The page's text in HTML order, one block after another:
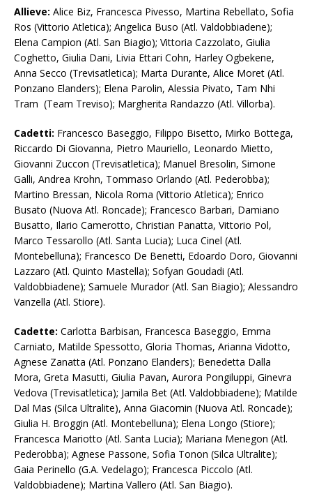
Allieve: Alice Biz, Francesca Pivesso, Martina Rebellato, Sofia
Ros (Vittorio Atletica); Angelica Buso (Atl. Valdobbiadene);
Elena Campion (Atl. San Biagio); Vittoria Cazzolato, Giulia
Coghetto, Giulia Dani, Livia Ettari Cohn, Harley Ogbekene,
Anna Secco (Trevisatletica); Marta Durante, Alice Moret (Atl.
Ponzano Elanders); Elena Parolin, Alessia Pivato, Tam Nhi
Tram (Team Treviso); Margherita Randazzo (Atl. Villorba).
Cadetti: Francesco Baseggio, Filippo Bisetto, Mirko Bottega,
Riccardo Di Giovanna, Pietro Mauriello, Leonardo Mietto,
Giovanni Zuccon (Trevisatletica); Manuel Bresolin, Simone
Galli, Andrea Krohn, Tommaso Orlando (Atl. Pederobba);
Martino Bressan, Nicola Roma (Vittorio Atletica); Enrico
Busato (Nuova Atl. Roncade); Francesco Barbari, Damiano
Busatto, Ilario Camerotto, Christian Panatta, Vittorio Pol,
Marco Tessarollo (Atl. Santa Lucia); Luca Cinel (Atl.
Montebelluna); Francesco De Benetti, Edoardo Doro, Giovanni
Lazzaro (Atl. Quinto Mastella); Sofyan Goudadi (Atl.
Valdobbiadene); Samuele Murador (Atl. San Biagio); Alessandro
Vanzella (Atl. Stiore).
Cadette: Carlotta Barbisan, Francesca Baseggio, Emma
Carniato, Matilde Spessotto, Gloria Thomas, Arianna Vidotto,
Agnese Zanatta (Atl. Ponzano Elanders); Benedetta Dalla
Mora, Greta Masutti, Giulia Pavan, Aurora Pongiluppi, Ginevra
Vedova (Trevisatletica); Jamila Bet (Atl. Valdobbiadene); Matilde
Dal Mas (Silca Ultralite), Anna Giacomin (Nuova Atl. Roncade);
Giulia H. Broggin (Atl. Montebelluna); Elena Longo (Stiore);
Francesca Mariotto (Atl. Santa Lucia); Mariana Menegon (Atl.
Pederobba); Agnese Passone, Sofia Tonon (Silca Ultralite);
Gaia Perinello (G.A. Vedelago); Francesca Piccolo (Atl.
Valdobbiadene); Martina Vallero (Atl. San Biagio).